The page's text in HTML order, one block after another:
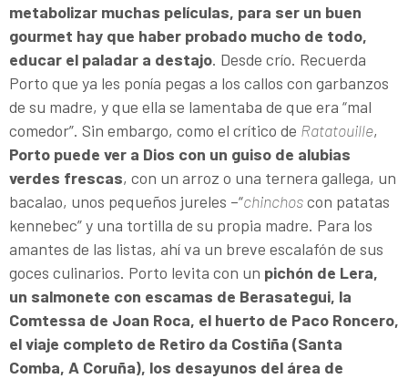
metabolizar muchas películas, para ser un buen
gourmet hay que haber probado mucho de todo,
educar el paladar a destajo. Desde crío. Recuerda
Porto que ya les ponía pegas a los callos con garbanzos
de su madre, y que ella se lamentaba de que era “mal
comedor”. Sin embargo, como el crítico de Ratatouille,
Porto puede ver a Dios con un guiso de alubias
verdes frescas, con un arroz o una ternera gallega, un
bacalao, unos pequeños jureles –“chinchoscon patatas
kennebec” y una tortilla de su propia madre. Para los
amantes de las listas, ahí va un breve escalafón de sus
goces culinarios. Porto levita con un pichón de Lera,
un salmonete con escamas de Berasategui, la
Comtessa de Joan Roca, el huerto de Paco Roncero,
el viaje completo de Retiro da Costiña (Santa
Comba, A Coruña), los desayunos del área de